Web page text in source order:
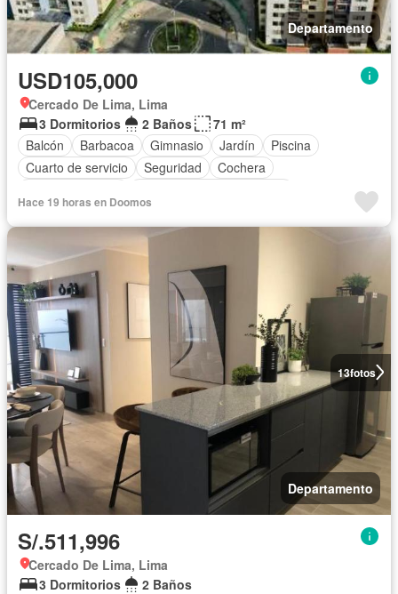
Departamento
USD105,000
Cercado De Lima, Lima
3 Dormitorios
2 Baños
71 m²
Balcón
Barbacoa Gimnasio Jardín
Piscina
Cuarto de servicio
Seguridad
Cochera
Hace 19 horas en Doomos
13fotos
Departamento
S/.511,996
Cercado De Lima, Lima
3 Dormitorios
2 Baños